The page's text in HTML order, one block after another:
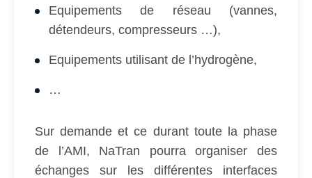
Equipements de réseau (vannes,
détendeurs, compresseurs …),
Equipements utilisant de l’hydrogène,
…
Sur demande et ce durant toute la phase
de l’AMI, NaTran pourra organiser des
échanges sur les différentes interfaces